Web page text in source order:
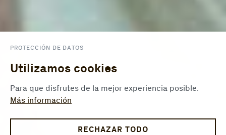
PROTECCIÓN DE DATOS
Utilizamos cookies
Para que disfrutes de la mejor experiencia posible.
Más información
RECHAZAR TODO